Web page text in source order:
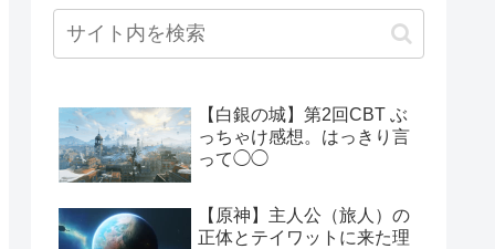
【白銀の城】第2回CBT ぶ
っちゃけ感想。はっきり言
って◯◯
【原神】主人公（旅人）の
正体とテイワットに来た理